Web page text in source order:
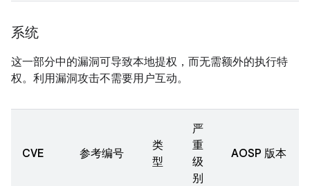
系统
这一部分中的漏洞可导致本地提权，而无需额外的执行特
权。利用漏洞攻击不需要用户互动。
CVE 参考编号
类
型
严
重
级
别
AOSP 版本